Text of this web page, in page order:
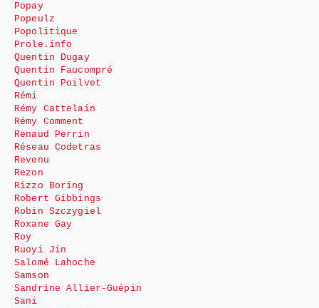
Popay
Popeulz
Popolitique
Prole.info
Quentin Dugay
Quentin Faucompré
Quentin Poilvet
Rémi
Rémy Cattelain
Rémy Comment
Renaud Perrin
Réseau Codetras
Revenu
Rezon
Rizzo Boring
Robert Gibbings
Robin Szczygiel
Roxane Gay
Roy
Ruoyi Jin
Salomé Lahoche
Samson
Sandrine Allier-Guépin
Sani